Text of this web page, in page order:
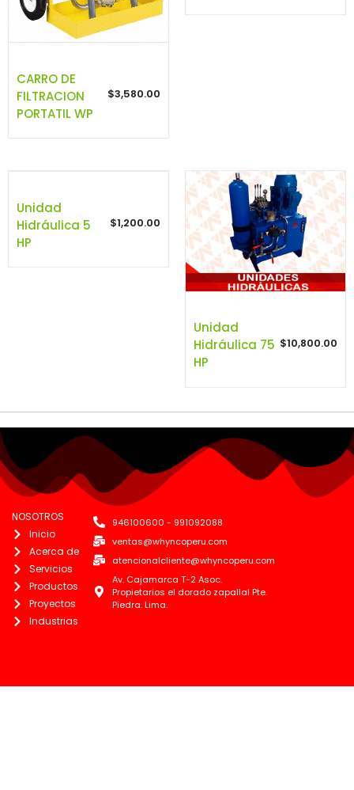
CARRO DE
FILTRACION
PORTATIL WP
$3,580.00
Unidad
Hidráulica 5
HP
$1,200.00
Unidad
Hidráulica 75
HP
$10,800.00
946100600 - 991092088
ventas@whyncoperu.com
atencionalcliente@whyncoperu.com
Av. Cajamarca T-2 Asoc.
Propietarios el dorado zapallal Pte.
Piedra. Lima.
NOSOTROS
Inicio
Acerca de
Servicios
Productos
Proyectos
Industrias